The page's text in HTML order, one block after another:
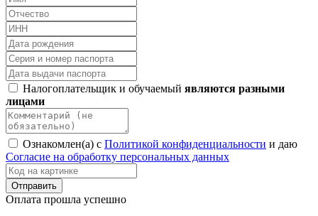
Налогоплательщик и обучаемый являются разными
лицами
Ознакомлен(а) с Политикой конфиденциальности и даю
Согласие на обработку персональных данных
Оплата прошла успешно